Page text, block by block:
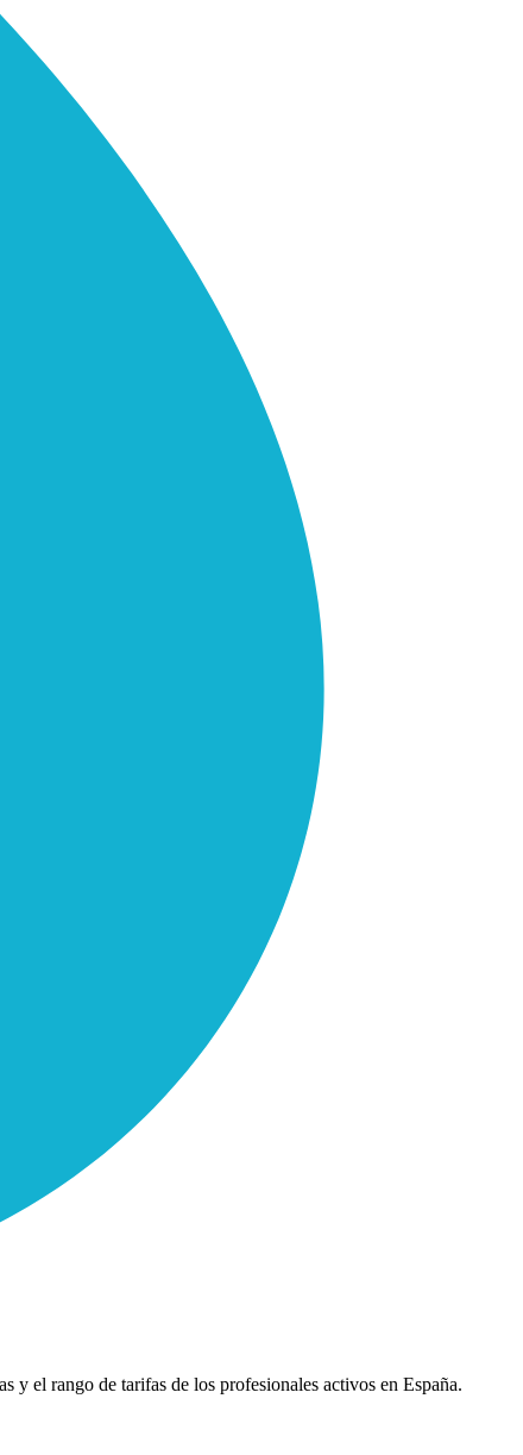
y el rango de tarifas de los profesionales activos en España.